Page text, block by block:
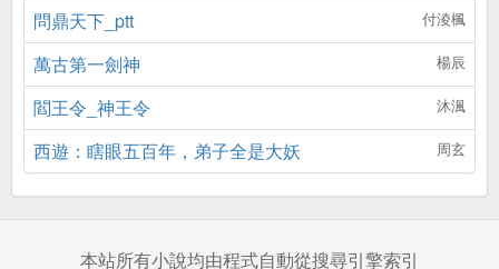
問鼎天下_ptt 付淩楓
萬古第一劍神 楊辰
閻王令_神王令 沐渢
西遊：瞎眼五百年，弟子全是大妖 周玄
本站所有小說均由程式自動從搜尋引擎索引